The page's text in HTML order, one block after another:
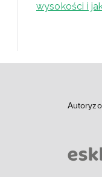
wysokości i